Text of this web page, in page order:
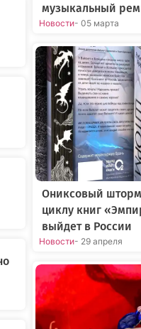
музыкальный
Новости- 05 марта
Ониксовый
циклу книг
выйдет в России
Новости- 29 апреля